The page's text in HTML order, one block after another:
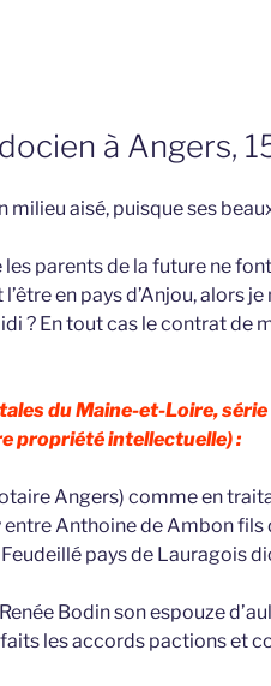
à Angers,
milieu aisé, puisque ses
parents de la future ne
en pays d’Anjou, alors je
? En tout cas le contrat de
du Maine-et-Loire, série
propriété intellectuelle) :
Angers) comme en
Anthoine de Ambon fils
pays de Lauragois
Bodin son espouze
les accords pactions et